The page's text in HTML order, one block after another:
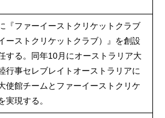
『ファーイーストクリケットクラブ
ーストクリケットクラブ）』を創設
する。同年10月にオーストラリア大
行事セレブレイトオーストラリアに
使館チームとファーイーストクリケ
実現する。